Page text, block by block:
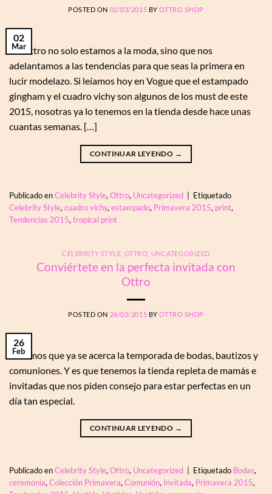
POSTED ON 02/03/2015 BYOTTRO SHOP
02
Mar
En Ottro no solo estamos a la moda, sino que nos
adelantamos a las tendencias para que seas la primera en
lucir modelazo. Si leíamos hoy en Vogue que el estampado
gingham y el cuadro vichy son algunos de los must de este
2015, nosotras ya lo tenemos en la tienda desde hace unas
cuantas semanas. […]
CONTINUAR LEYENDO →
Publicado enCelebrity Style, Ottro, Uncategorized
Etiquetado
Celebrity Style, cuadro vichy, estampado, Primavera 2015, print,
Tendencias 2015, tropical print
CELEBRITY STYLE OTTRO UNCATEGORIZED
Conviértete en la perfecta invitada con
Ottro
POSTED ON 26/02/2015 BYOTTRO SHOP
26
Feb
Sabemos que ya se acerca la temporada de bodas, bautizos y
comuniones. Y es que tenemos la tienda repleta de mamás e
invitadas que nos piden consejo para estar perfectas en un
día tan especial.
CONTINUAR LEYENDO →
Publicado enCelebrity Style, Ottro, Uncategorized Etiquetado Bodas,
ceremonia, Colección Primavera, Comunión, Invitada, Primavera 2015,